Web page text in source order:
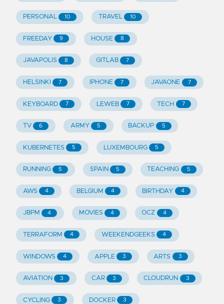
PERSONAL 10 TRAVEL 10
FREEDAY 9 HOUSE 8
JAVAPOLIS 8 GITLAB 7
HELSINKI 7 IPHONE 7 JAVAONE 7
KEYBOARD 7 LEWEB 7 TECH 7
TV 6 ARMY 5 BACKUP 5
KUBERNETES 5 LUXEMBOURG 5
RUNNING 5 SPAIN 5 TEACHING 5
AWS 4 BELGIUM 4 BIRTHDAY 4
JBPM 4 MOVIES 4 OCZ 4
TERRAFORM 4 WEEKENDGEEKS 4
WINDOWS 4 APPLE 3 ARTS 3
AVIATION 3 CAR 3 CLOUDRUN 3
CYCLING 3 DOCKER 3